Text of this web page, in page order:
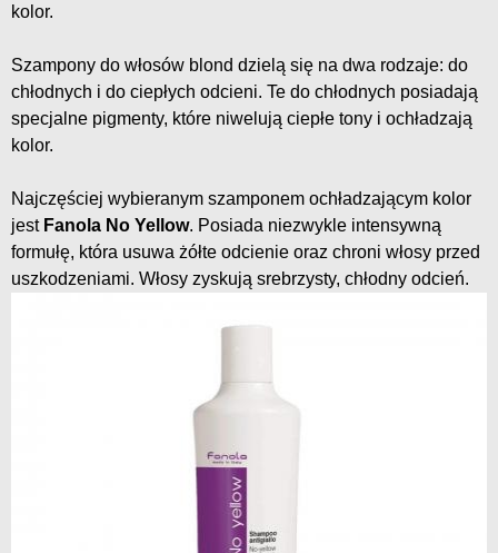
kolor.
Szampony do włosów blond dzielą się na dwa rodzaje: do
chłodnych i do ciepłych odcieni. Te do chłodnych posiadają
specjalne pigmenty, które niwelują ciepłe tony i ochładzają
kolor.
Najczęściej wybieranym szamponem ochładzającym kolor
jest Fanola No Yellow. Posiada niezwykle intensywną
formułę, która usuwa żółte odcienie oraz chroni włosy przed
uszkodzeniami. Włosy zyskują srebrzysty, chłodny odcień.